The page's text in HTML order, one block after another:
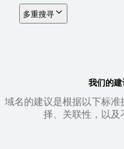
多重搜寻
我们的
域名的建议是根据以下标
择、关联性，以及